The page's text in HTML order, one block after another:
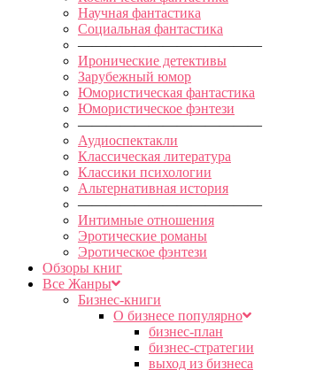
Научная фантастика
Социальная фантастика
—————————————
Иронические детективы
Зарубежный юмор
Юмористическая фантастика
Юмористическое фэнтези
—————————————
Аудиоспектакли
Классическая литература
Классики психологии
Альтернативная история
—————————————
Интимные отношения
Эротические романы
Эротическое фэнтези
Обзоры книг
Все Жанры
Бизнес-книги
О бизнесе популярно
бизнес-план
бизнес-стратегии
выход из бизнеса